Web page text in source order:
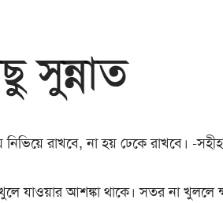
সুন্নাত
রাখবে, না হয় ঢেকে রাখবে। -
যাওয়ার আশঙ্কা থাকে। সতর না খুললে